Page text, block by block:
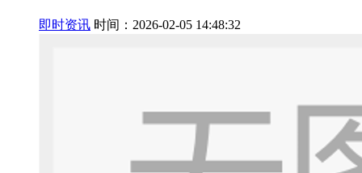
即时资讯 时间：2026-02-05 14:48:32